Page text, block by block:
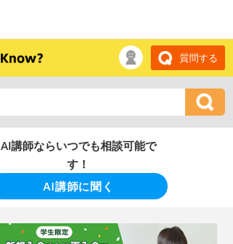
質問する
AI講師ならいつでも相談可能で
す！
AI講師に聞く